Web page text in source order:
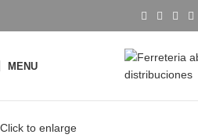
MENU
Click to enlarge